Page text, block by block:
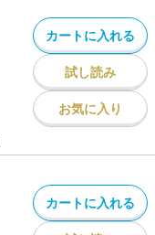
カートに入れる
試し読み
お気に入り
カートに入れる